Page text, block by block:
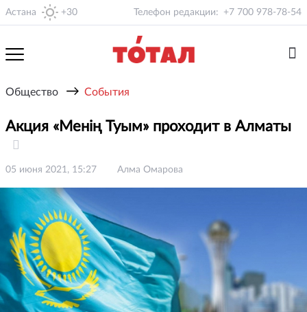
Астана +30 Телефон редакции: +7 700 978-78-54
Общество → События
Акция «Менің Туым» проходит в Алматы
05 июня 2021, 15:27 Алма Омарова